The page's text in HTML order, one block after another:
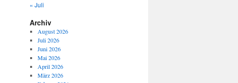
« Juli
Archiv
August 2026
Juli 2026
Juni 2026
Mai 2026
April 2026
März 2026